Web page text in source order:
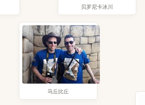
贝罗尼卡冰川
马丘比丘